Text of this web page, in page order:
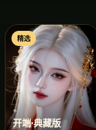
精选
开端·典藏版